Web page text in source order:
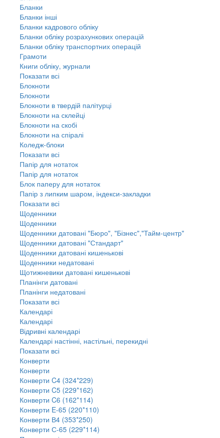
Бланки
Бланки інші
Бланки кадрового обліку
Бланки обліку розрахункових операцій
Бланки обліку транспортних операцій
Грамоти
Книги обліку, журнали
Показати всі
Блокноти
Блокноти
Блокноти в твердій палітурці
Блокноти на склейці
Блокноти на скобі
Блокноти на спіралі
Коледж-блоки
Показати всі
Папір для нотаток
Папір для нотаток
Блок паперу для нотаток
Папір з липким шаром, індекси-закладки
Показати всі
Щоденники
Щоденники
Щоденники датовані "Бюро", "Бізнес","Тайм-центр"
Щоденники датовані "Стандарт"
Щоденники датовані кишенькові
Щоденники недатовані
Щотижневики датовані кишенькові
Планінги датовані
Планінги недатовані
Показати всі
Календарі
Календарі
Відривні календарі
Календарі настінні, настільні, перекидні
Показати всі
Конверти
Конверти
Конверти C4 (324*229)
Конверти C5 (229*162)
Конверти C6 (162*114)
Конверти E-65 (220*110)
Конверти В4 (353*250)
Конверти С-65 (229*114)